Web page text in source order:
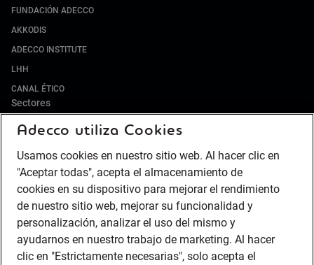
FUNDACIÓN ADECCO
AKKODIS
ADECCO INSTITUTE
LHH
CANAL ÉTICO
Sectores
IT Y DIGITAL
RETAIL Y DISTRIBUCIÓN
HOSTELERÍA Y TURISMO
PUERTOS
ENERGÍA
LIFE SCIENCES & HEALTHCARE
Adecco utiliza Cookies
Usamos cookies en nuestro sitio web. Al hacer clic en
"Aceptar todas", acepta el almacenamiento de
cookies en su dispositivo para mejorar el rendimiento
de nuestro sitio web, mejorar su funcionalidad y
personalización, analizar el uso del mismo y
ayudarnos en nuestro trabajo de marketing. Al hacer
clic en "Estrictamente necesarias", solo acepta el